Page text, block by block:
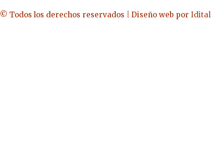
© Todos los derechos reservados | Diseño web por Idital